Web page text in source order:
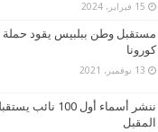
15 فبراير، 2024
مستقبل وطن ببلبيس يقود حملة
كورونا
13 نوفمبر، 2021
ننشر أسماء أول 100
المقبل